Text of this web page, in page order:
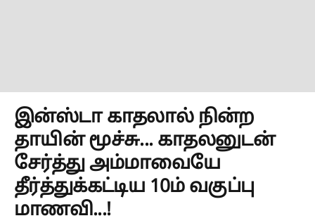
இன்ஸ்டா காதலால் நின்ற
தாயின் மூச்சு... காதலனுடன்
சேர்த்து அம்மாவையே
தீர்த்துக்கட்டிய 10ம் வகுப்பு
மாணவி...!